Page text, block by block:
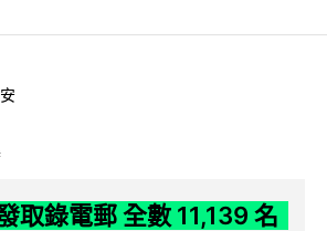
取錄電郵 全數 11,139 名